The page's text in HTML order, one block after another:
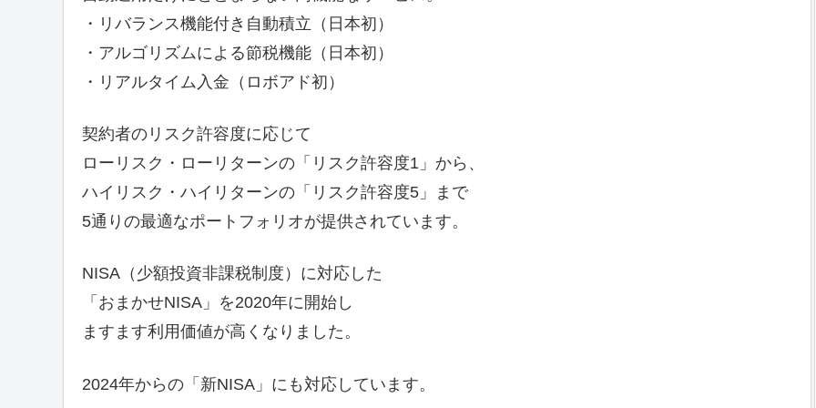
・リバランス機能付き自動積立（日本初）
・アルゴリズムによる節税機能（日本初）
・リアルタイム入金（ロボアド初）
契約者のリスク許容度に応じて
ローリスク・ローリターンの「リスク許容度1」から、
ハイリスク・ハイリターンの「リスク許容度5」まで
5通りの最適なポートフォリオが提供されています。
NISA（少額投資非課税制度）に対応した
「おまかせNISA」を2020年に開始し
ますます利用価値が高くなりました。
2024年からの「新NISA」にも対応しています。